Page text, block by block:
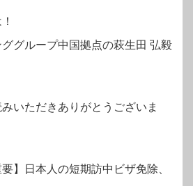
グループ中国拠点の萩生田 弘毅
いただきありがとうございま
】日本人の短期訪中ビザ免除、